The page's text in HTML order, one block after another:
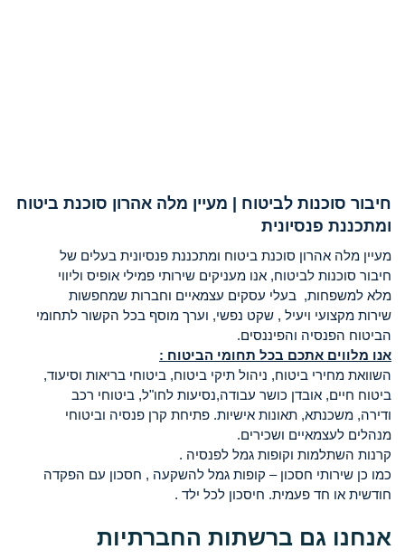
חיבור סוכנות לביטוח | מעיין מלה אהרון סוכנת ביטוח
ומתכננת פנסיונית
מעיין מלה אהרון סוכנת ביטוח ומתכננת פנסיונית בעלים של
חיבור סוכנות לביטוח, אנו מעניקים שירותי פמילי אופיס וליווי
מלא למשפחות, בעלי עסקים עצמאיים וחברות שמחפשות
שירות מקצועי ויעיל , שקט נפשי, וערך מוסף בכל הקשור לתחומי
הביטוח הפנסיה והפיננסים.
אנו מלווים אתכם בכל תחומי הביטוח :
השוואת מחירי ביטוח, ניהול תיקי ביטוח, ביטוחי בריאות וסיעוד,
ביטוח חיים, אובדן כושר עבודה,נסיעות לחו"ל, ביטוחי רכב
ודירה, משכנתא, תאונות אישיות. פתיחת קרן פנסיה וביטוחי
מנהלים לעצמאיים ושכירים.
קרנות השתלמות וקופות גמל לפנסיה .
כמו כן שירותי חסכון – קופות גמל להשקעה , חסכון עם הפקדה
חודשית או חד פעמית. חיסכון לכל ילד .
אנחנו גם ברשתות החברתיות